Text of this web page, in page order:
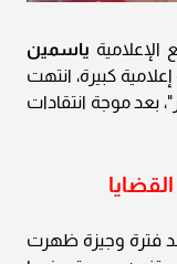
ياسمين
كبيرة، انتهت
بعد موجة انتقادات
فترة وجيزة ظهرت